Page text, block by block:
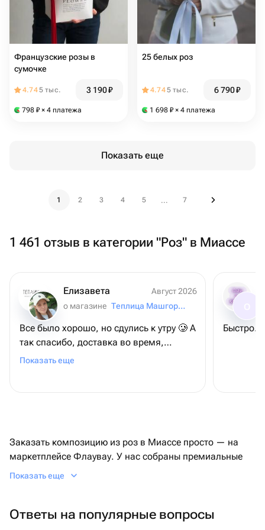
Французские розы в
сумочке
4.745 тыс. 3 190₽
798 ₽ × 4 платежа
25 белых роз
4.745 тыс. 6 790₽
1 698 ₽ × 4 платежа
Показать еще
1 2 3 4 5 ... 7
1 461 отзыв в категории "Роз" в Миассе
Елизавета
Август 2026
о магазине
Теплица Машгородок
Все было хорошо, но сдулись к утру 🥲 А
так спасибо, доставка во время,
шарики красивые)
Показать еще
Заказать композицию из роз в Миассе просто — на
маркетплейсе Флаувау. У нас собраны премиальные
французские розы или классические бутоны для
бюджет. Продавец пришлет фото готовой композиции
Показать еще
Ответы на популярные вопросы